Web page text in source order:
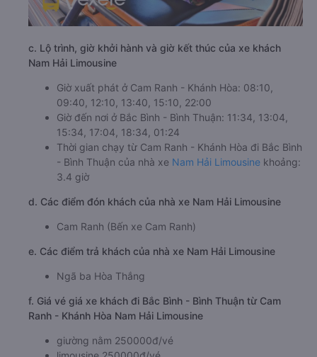
c. Lộ trình, giờ khởi hành và giờ kết thúc của xe khách
Nam Hải Limousine
Giờ xuất phát ở Cam Ranh - Khánh Hòa: 08:10,
09:40, 12:10, 13:40, 15:10, 22:00
Giờ đến nơi ở Bắc Bình - Bình Thuận: 11:34, 13:04,
15:34, 17:04, 18:34, 01:24
Thời gian chạy từ Cam Ranh - Khánh Hòa đi Bắc Bình
- Bình Thuận của nhà xe Nam Hải Limousine khoảng:
3.4 giờ
d. Các điểm đón khách của nhà xe Nam Hải Limousine
Cam Ranh (Bến xe Cam Ranh)
e. Các điểm trả khách của nhà xe Nam Hải Limousine
Ngã ba Hòa Thắng
f. Giá vé giá xe khách đi Bắc Bình - Bình Thuận từ Cam
Ranh - Khánh Hòa Nam Hải Limousine
giường nằm 250000đ/vé